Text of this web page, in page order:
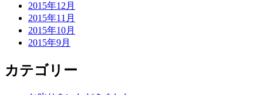
2015年12月
2015年11月
2015年10月
2015年9月
カテゴリー